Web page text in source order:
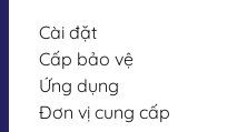
Cài đặt
Cấp bảo vệ
Ứng dụng
Đơn vị cung cấp